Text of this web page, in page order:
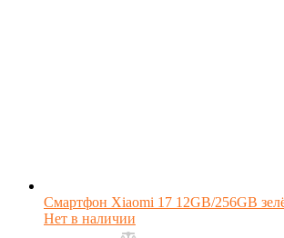
Смартфон Xiaomi 17 12GB/256GB
Нет в наличии